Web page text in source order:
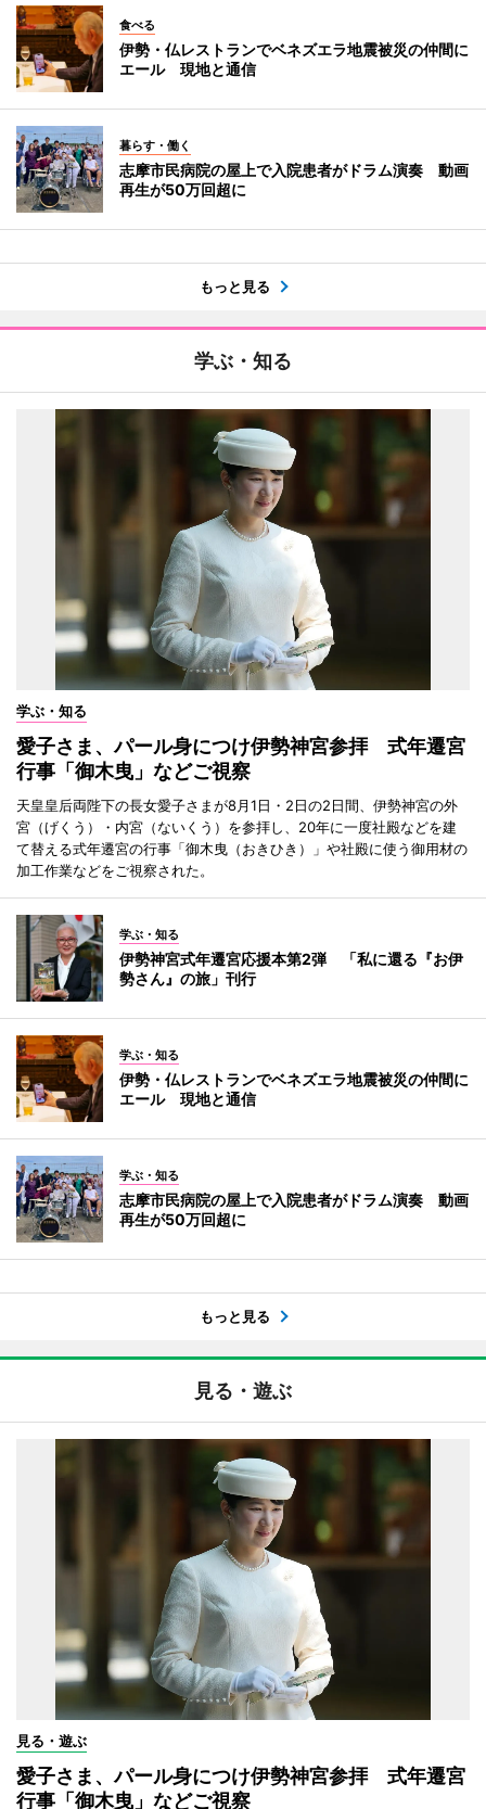
食べる
伊勢・仏レストランでベネズエラ地震被災の仲間に
エール 現地と通信
暮らす・働く
志摩市民病院の屋上で入院患者がドラム演奏 動画
再生が50万回超に
もっと見る
学ぶ・知る
学ぶ・知る
愛子さま、パール身につけ伊勢神宮参拝 式年遷宮
行事「御木曳」などご視察
天皇皇后両陛下の長女愛子さまが8月1日・2日の2日間、伊勢神宮の外
宮（げくう）・内宮（ないくう）を参拝し、20年に一度社殿などを建
て替える式年遷宮の行事「御木曳（おきひき）」や社殿に使う御用材の
加工作業などをご視察された。
学ぶ・知る
伊勢神宮式年遷宮応援本第2弾 「私に還る『お伊
勢さん』の旅」刊行
学ぶ・知る
伊勢・仏レストランでベネズエラ地震被災の仲間に
エール 現地と通信
学ぶ・知る
志摩市民病院の屋上で入院患者がドラム演奏 動画
再生が50万回超に
もっと見る
見る・遊ぶ
見る・遊ぶ
愛子さま、パール身につけ伊勢神宮参拝 式年遷宮
行事「御木曳」などご視察